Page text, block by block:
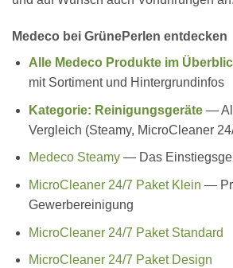
Medeco bei GrünePerlen entdecken
Alle Medeco Produkte im
mit Sortiment und Hintergrundinfos
Kategorie: Reinigungsgeräte—
Vergleich (Steamy, MicroCleaner
Medeco Steamy— Das
MicroCleaner 24/7 Paket Klein —
Gewerbereinigung
MicroCleaner 24/7 Paket Standard
MicroCleaner 24/7 Paket Design